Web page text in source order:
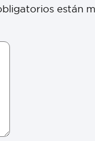
están